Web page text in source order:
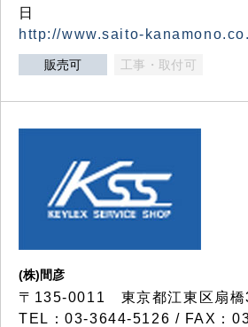
日
http://www.saito-
販売可 工事・取付可
(株)間彦
〒135-0011 東京都江東区扇橋
TEL：03-3644-5126 / FAX：